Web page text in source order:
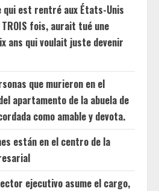
qui est rentré aux États-Unis
fois, aurait tué une
ans qui voulait juste devenir
que murieron en el
apartamento de la abuela de
como amable y devota.
están en el centro de la
ejecutivo asume el cargo,